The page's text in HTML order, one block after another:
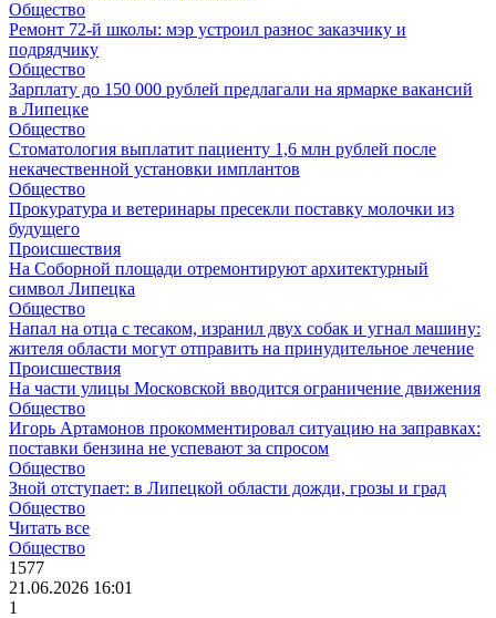
Общество
Ремонт 72‑й школы: мэр устроил разнос заказчику и
подрядчику
Общество
Зарплату до 150 000 рублей предлагали на ярмарке вакансий
в Липецке
Общество
Стоматология выплатит пациенту 1,6 млн рублей после
некачественной установки имплантов
Общество
Прокуратура и ветеринары пресекли поставку молочки из
будущего
Происшествия
На Соборной площади отремонтируют архитектурный
символ Липецка
Общество
Напал на отца с тесаком, изранил двух собак и угнал машину:
жителя области могут отправить на принудительное лечение
Происшествия
На части улицы Московской вводится ограничение движения
Общество
Игорь Артамонов прокомментировал ситуацию на заправках:
поставки бензина не успевают за спросом
Общество
Зной отступает: в Липецкой области дожди, грозы и град
Общество
Читать все
Общество
1577
21.06.2026 16:01
1